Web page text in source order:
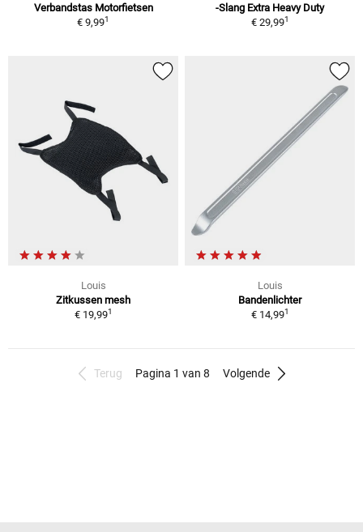
Verbandstas Motorfietsen
€ 9,991
-Slang Extra Heavy Duty
€ 29,991
Louis
Zitkussen mesh
€ 19,991
Louis
Bandenlichter
€ 14,991
Terug Pagina 1 van 8 Volgende